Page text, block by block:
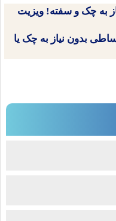
به چک و سفته! ویزیت
بدون نیاز به چک یا